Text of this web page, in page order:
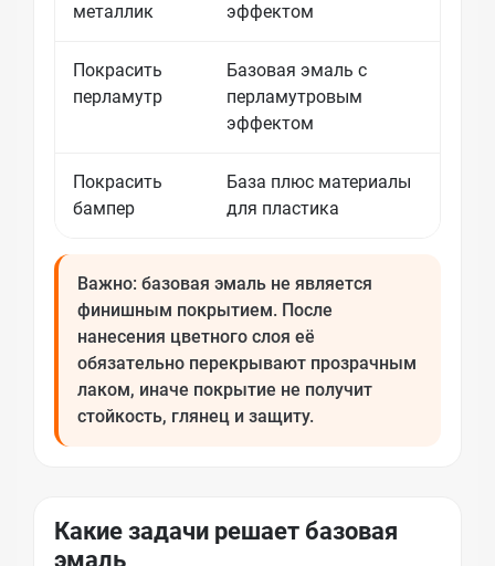
металлик
эффектом
Покрасить
перламутр
Базовая эмаль с
перламутровым
эффектом
Покрасить
бампер
База плюс материалы
для пластика
Важно: базовая эмаль не является
финишным покрытием. После
нанесения цветного слоя её
обязательно перекрывают прозрачным
лаком, иначе покрытие не получит
стойкость, глянец и защиту.
Какие задачи решает базовая
эмаль